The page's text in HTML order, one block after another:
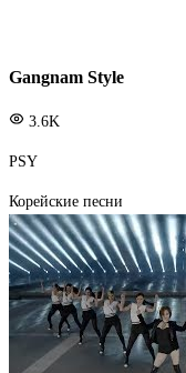
Gangnam Style
3.6K
PSY
Корейские песни